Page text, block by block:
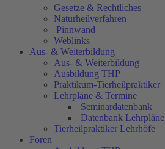
Gesetze & Rechtliches
Naturheilverfahren
Pinnwand
Weblinks
Aus- & Weiterbildung
Aus- & Weiterbildung
Ausbildung THP
Praktikum-Tierheilpraktiker
Lehrpläne & Termine
Seminardatenbank
Datenbank Lehrpläne
Tierheilpraktiker Lehrhöfe
Foren